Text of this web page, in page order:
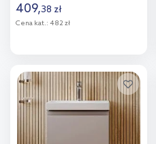
409,38 zł
Cena kat.: 482 zł
Dodaj do
porównania